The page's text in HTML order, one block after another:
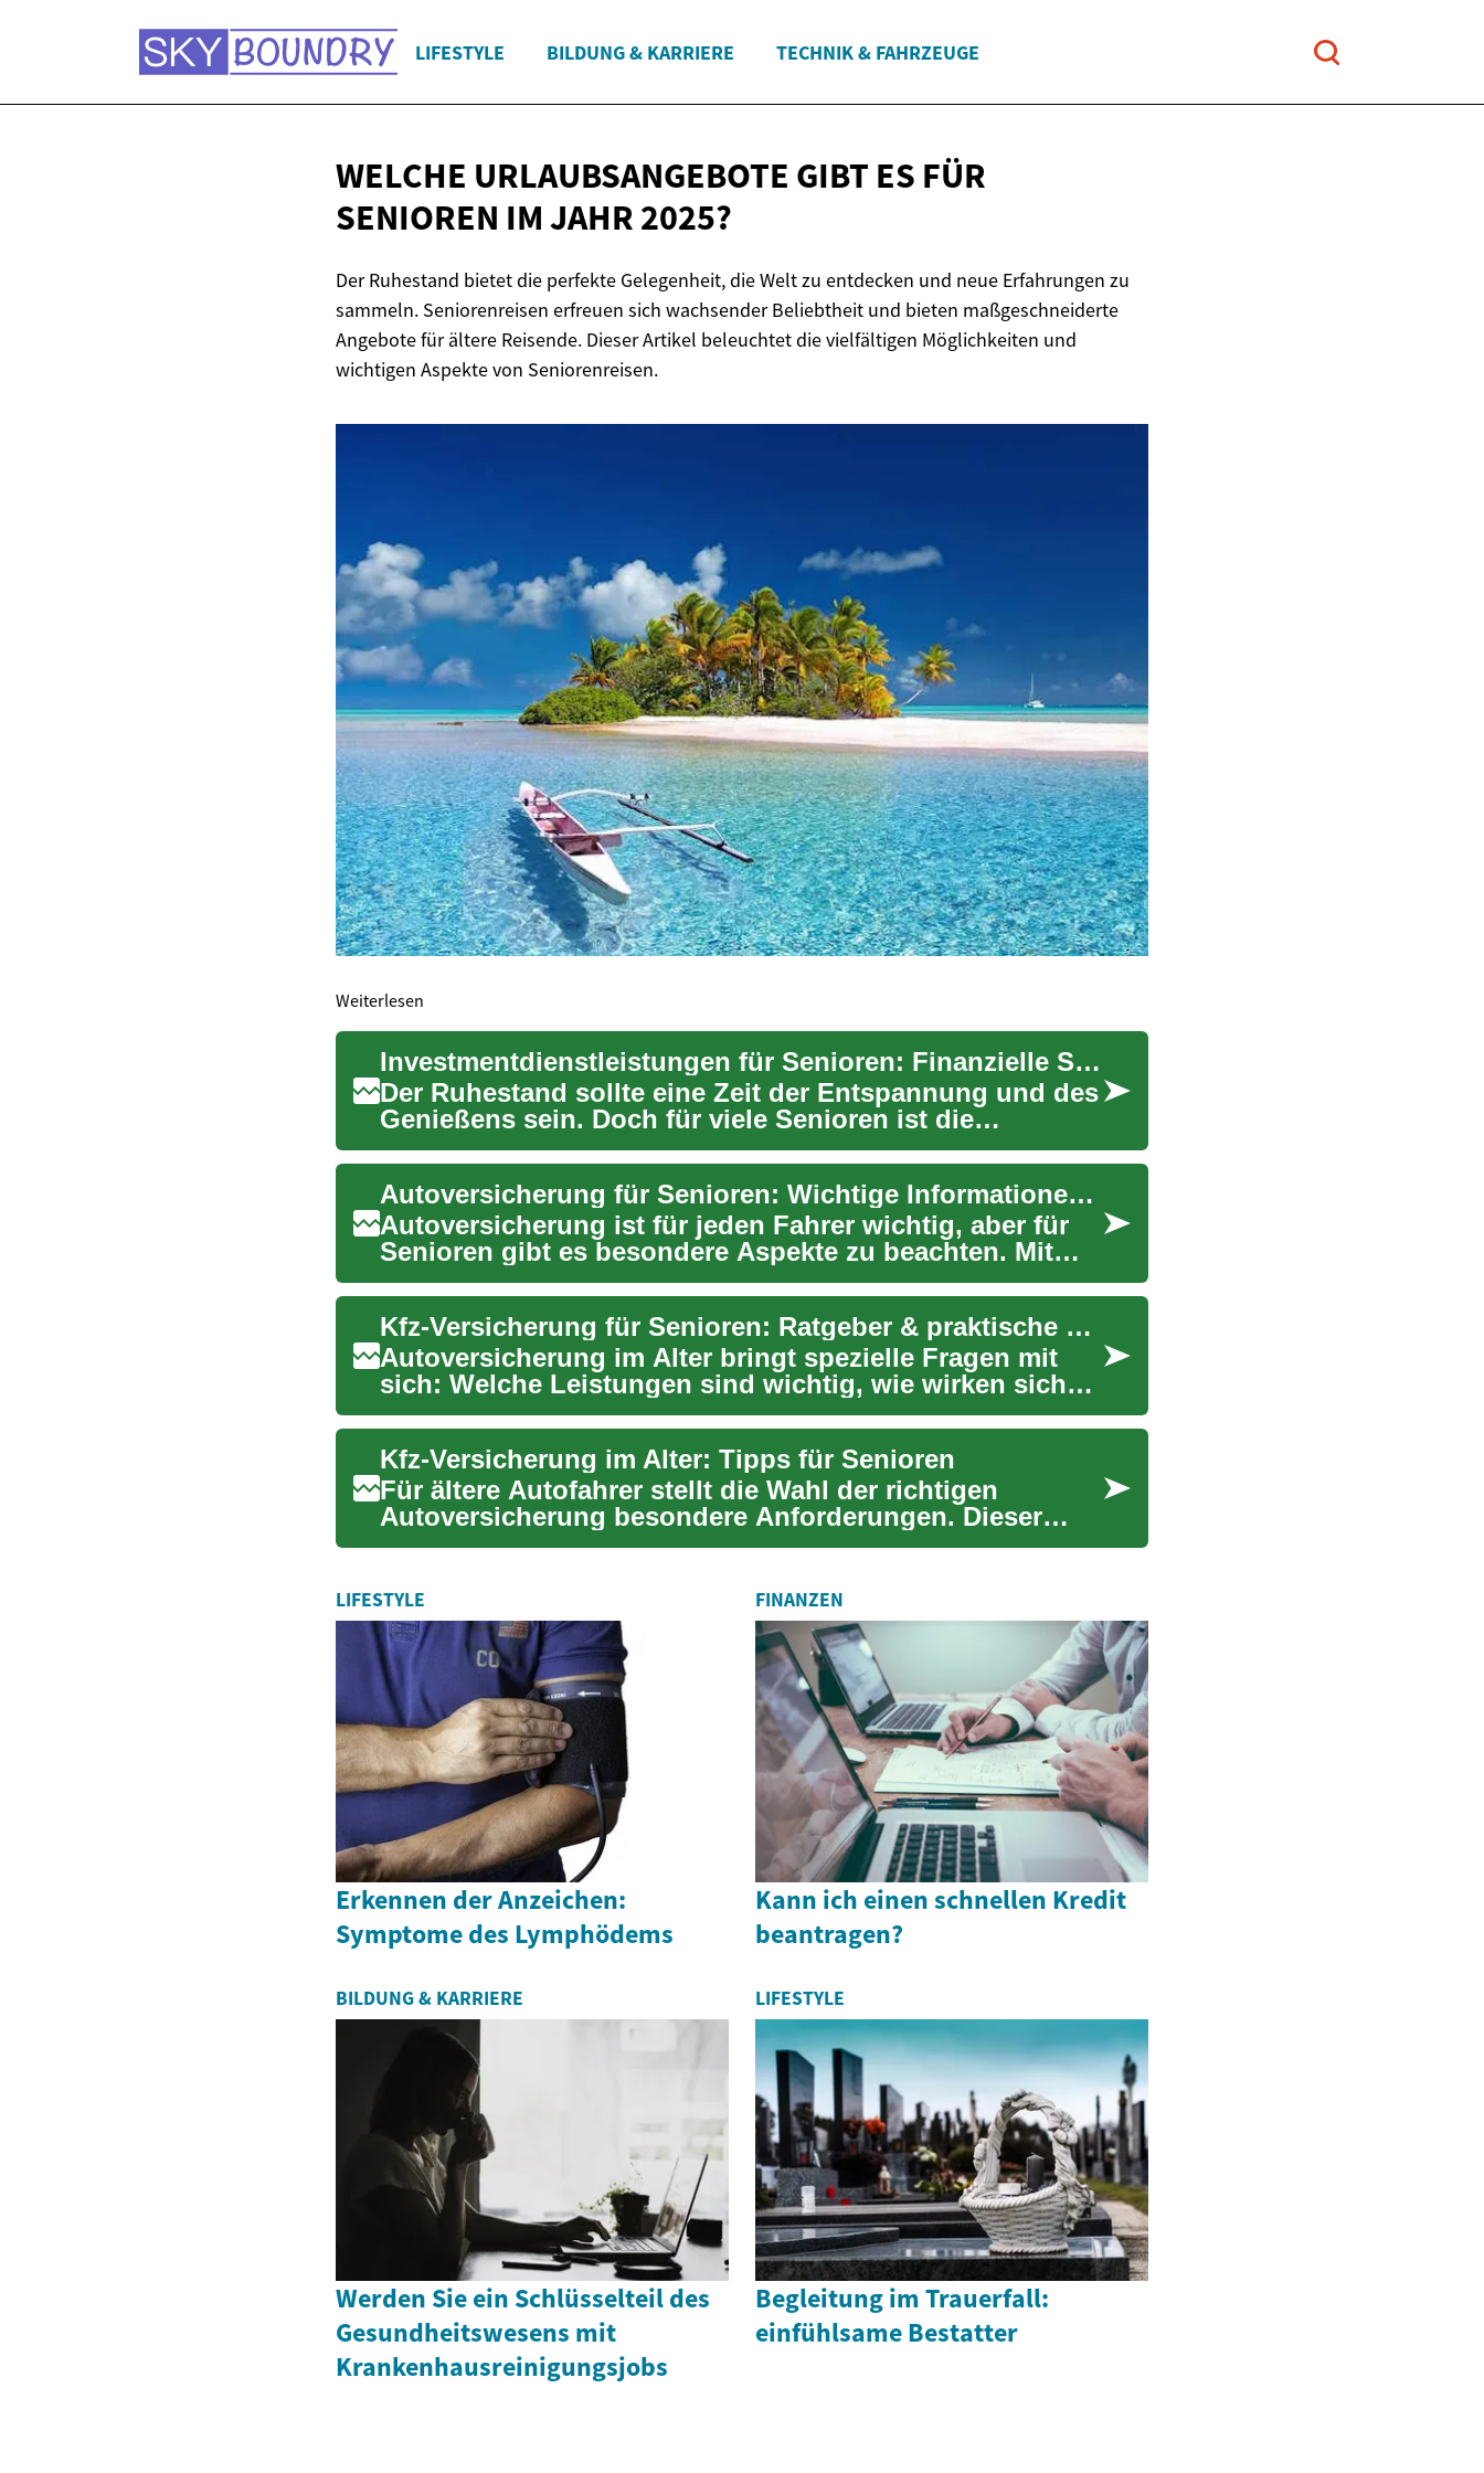
LIFESTYLE BILDUNG & KARRIERE TECHNIK & FAHRZEUGE
WELCHE URLAUBSANGEBOTE GIBT ES FÜR
SENIOREN IM JAHR 2025?
Der Ruhestand bietet die perfekte Gelegenheit, die Welt zu entdecken und neue Erfahrungen zu
sammeln. Seniorenreisen erfreuen sich wachsender Beliebtheit und bieten maßgeschneiderte
Angebote für ältere Reisende. Dieser Artikel beleuchtet die vielfältigen Möglichkeiten und
wichtigen Aspekte von Seniorenreisen.
Weiterlesen
Investmentdienstleistungen für Senioren: Finanzielle Sicherheit im Alter
Der Ruhestand sollte eine Zeit der Entspannung und des
Genießens sein. Doch für viele Senioren ist die
finanzielle Pl...
Autoversicherung für Senioren: Wichtige Informationen und Tipps
Autoversicherung ist für jeden Fahrer wichtig, aber für
Senioren gibt es besondere Aspekte zu beachten. Mit
zunehmend...
Kfz-Versicherung für Senioren: Ratgeber & praktische Tipps
Autoversicherung im Alter bringt spezielle Fragen mit
sich: Welche Leistungen sind wichtig, wie wirken sich
Gesundhei...
Kfz-Versicherung im Alter: Tipps für Senioren
Für ältere Autofahrer stellt die Wahl der richtigen
Autoversicherung besondere Anforderungen. Dieser
Ratgeber erklärt...
LIFESTYLE
Erkennen der Anzeichen:
Symptome des Lymphödems
FINANZEN
Kann ich einen schnellen Kredit
beantragen?
BILDUNG & KARRIERE
Werden Sie ein Schlüsselteil des
Gesundheitswesens mit
Krankenhausreinigungsjobs
LIFESTYLE
Begleitung im Trauerfall:
einfühlsame Bestatter